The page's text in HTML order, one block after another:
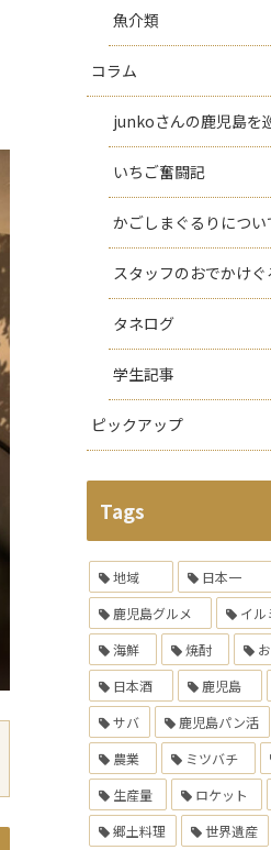
魚介類
コラム
junkoさんの鹿児島を
いちご奮闘記
かごしまぐるりについ
スタッフのおでかけぐ
タネログ
学生記事
ピックアップ
Tags
地域 日本一
鹿児島グルメ
イル
海鮮
焼酎
日本酒
鹿児島
サバ
鹿児島パン活
農業
ミツバチ
生産量
ロケット
郷土料理
世界遺産